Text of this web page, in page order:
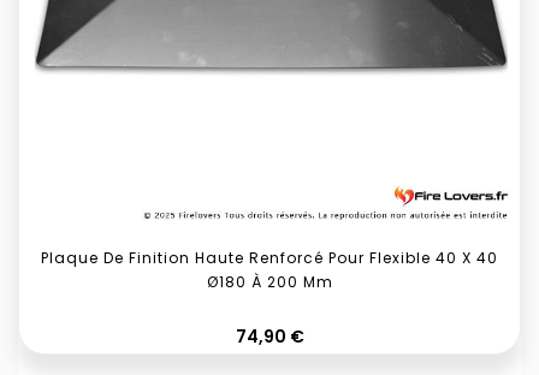
Plaque De Finition Haute Renforcé Pour Flexible 40 X 40
Ø180 À 200 Mm
74,90 €Prix